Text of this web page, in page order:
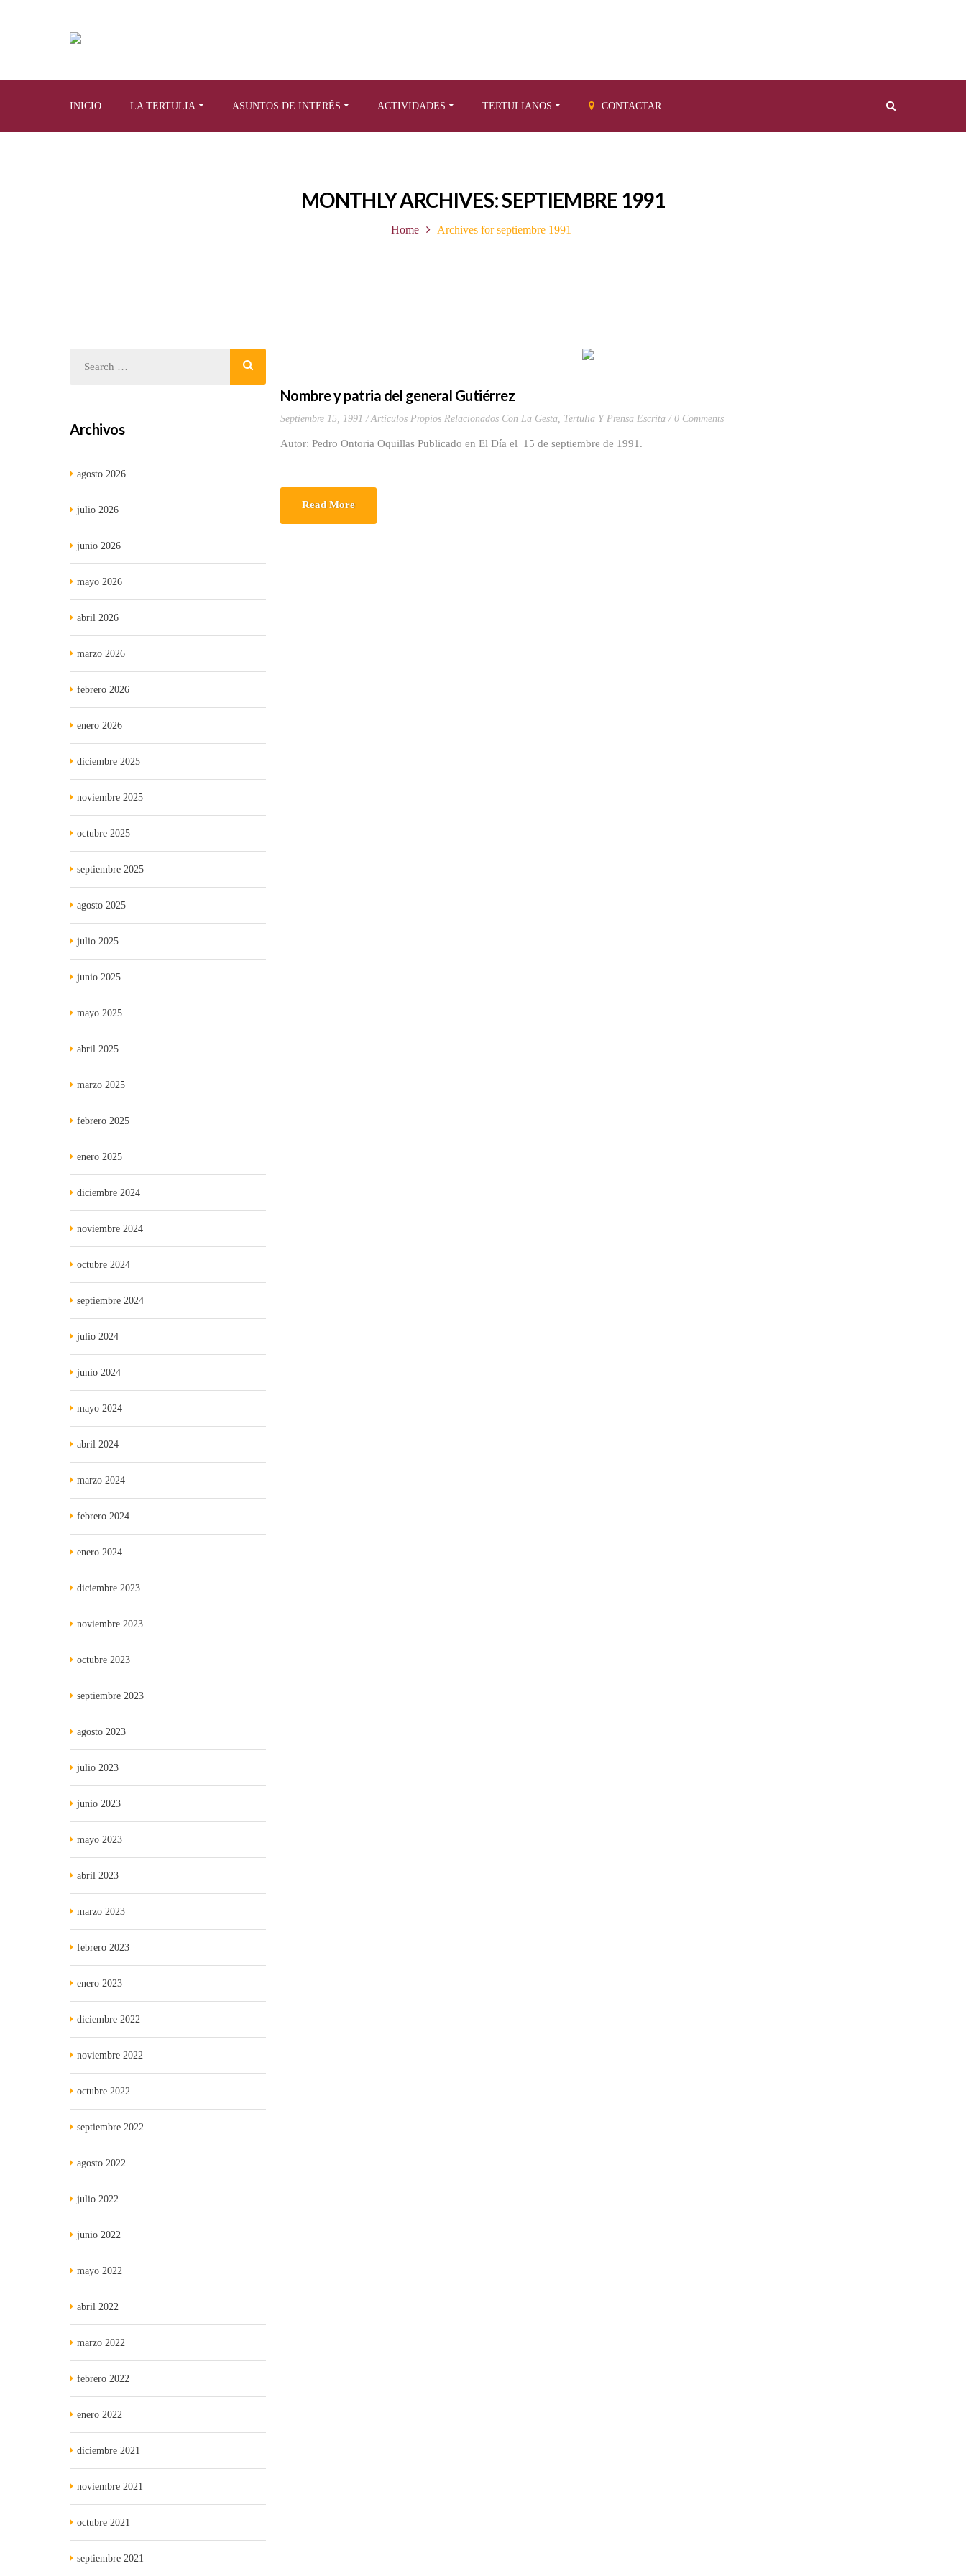
INICIO LA TERTULIA ASUNTOS DE INTERÉS ACTIVIDADES TERTULIANOS CONTACTAR
MONTHLY ARCHIVES: SEPTIEMBRE 1991
Home Archives for septiembre 1991
Nombre y patria del general Gutiérrez
Septiembre 15, 1991 Artículos Propios Relacionados Con La Gesta, Tertulia Y Prensa Escrita 0 Comments
Autor: Pedro Ontoria Oquillas Publicado en El Día el 15 de septiembre de 1991.
Read More
Archivos
agosto 2026
julio 2026
junio 2026
mayo 2026
abril 2026
marzo 2026
febrero 2026
enero 2026
diciembre 2025
noviembre 2025
octubre 2025
septiembre 2025
agosto 2025
julio 2025
junio 2025
mayo 2025
abril 2025
marzo 2025
febrero 2025
enero 2025
diciembre 2024
noviembre 2024
octubre 2024
septiembre 2024
julio 2024
junio 2024
mayo 2024
abril 2024
marzo 2024
febrero 2024
enero 2024
diciembre 2023
noviembre 2023
octubre 2023
septiembre 2023
agosto 2023
julio 2023
junio 2023
mayo 2023
abril 2023
marzo 2023
febrero 2023
enero 2023
diciembre 2022
noviembre 2022
octubre 2022
septiembre 2022
agosto 2022
julio 2022
junio 2022
mayo 2022
abril 2022
marzo 2022
febrero 2022
enero 2022
diciembre 2021
noviembre 2021
octubre 2021
septiembre 2021